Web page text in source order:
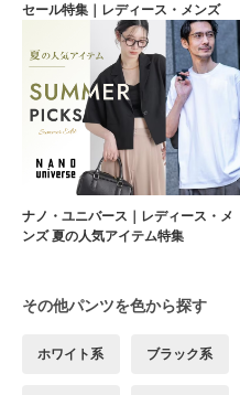
セール特集｜レディース・メンズ
ナノ・ユニバース｜レディース・メ
ンズ 夏の人気アイテム特集
その他パンツを色から探す
ホワイト系 ブラック系